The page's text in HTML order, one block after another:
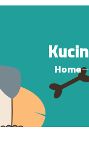
Home